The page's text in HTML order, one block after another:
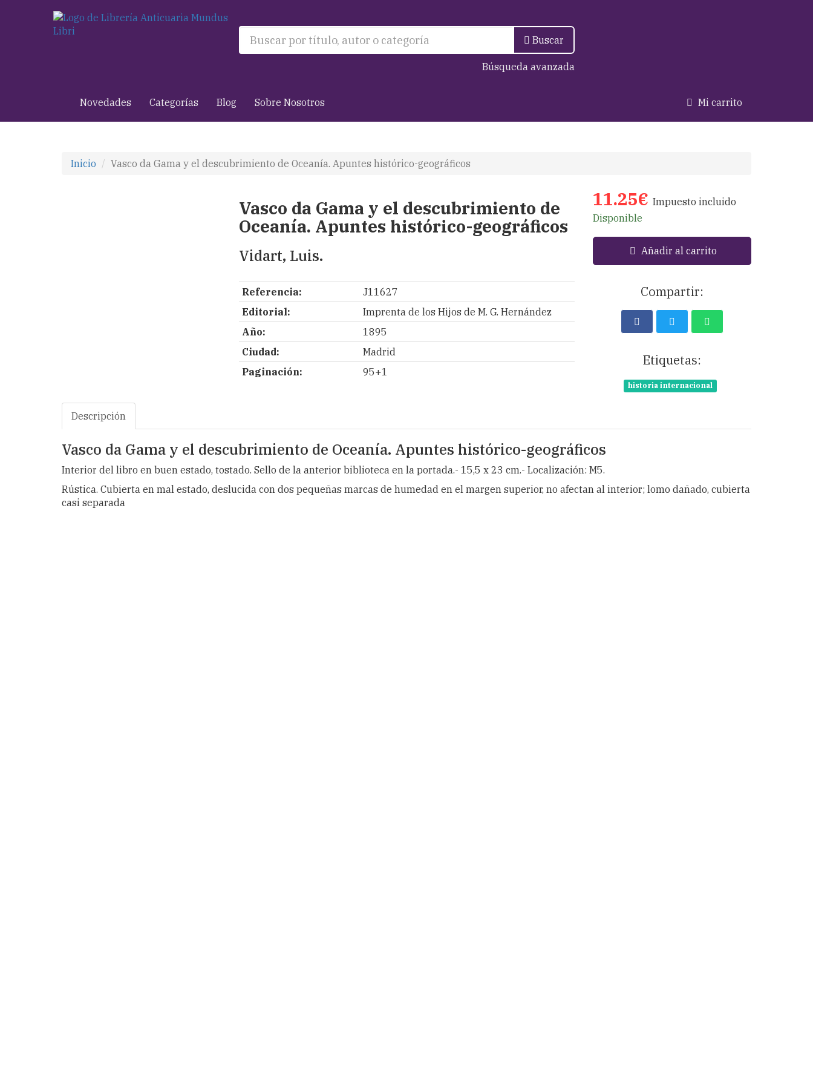
Buscar
Búsqueda avanzada
Novedades Categorías Blog Sobre Nosotros Mi carrito
Inicio Vasco da Gama y el descubrimiento de Oceanía. Apuntes histórico-geográficos
Vasco da Gama y el descubrimiento de
Oceanía. Apuntes histórico-geográficos
Vidart, Luis.
Referencia:
J11627
Editorial:
Imprenta de los Hijos de M. G. Hernández
Año:
1895
Ciudad:
Madrid
Paginación:
95+1
11.25€ Impuesto incluido
Disponible
Añadir al carrito
Compartir:
Etiquetas:
historia internacional
Descripción
Vasco da Gama y el descubrimiento de Oceanía. Apuntes histórico-geográficos
Interior del libro en buen estado, tostado. Sello de la anterior biblioteca en la portada.- 15,5 x 23 cm.- Localización: M5.
Rústica. Cubierta en mal estado, deslucida con dos pequeñas marcas de humedad en el margen superior, no afectan al interior; lomo dañado, cubierta
casi separada